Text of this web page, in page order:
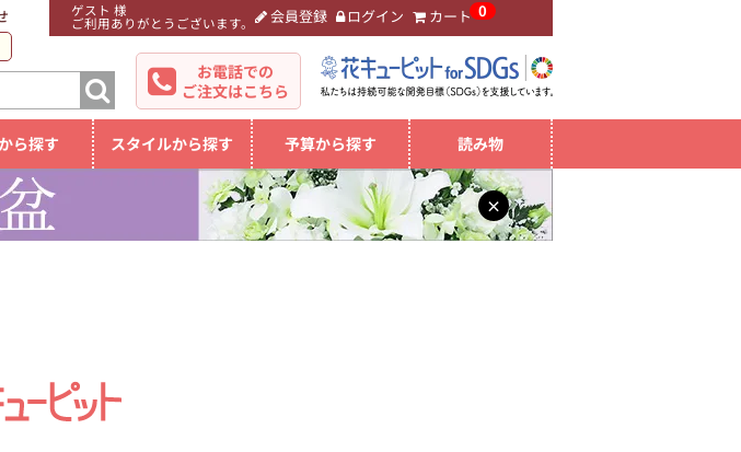
ゲスト 様
ご利用ありがとうございます。 会員登録 ログイン カート 0
お電話での
ご注文はこちら
ら探す スタイルから探す 予算から探す 読み物
×